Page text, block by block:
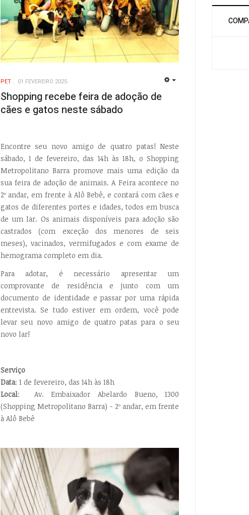
PET 01 FEVEREIRO 2025
Shopping recebe feira de adoção de
cães e gatos neste sábado
Encontre seu novo amigo de quatro patas! Neste
sábado, 1 de fevereiro, das 14h às 18h, o Shopping
Metropolitano Barra promove mais uma edição da
sua feira de adoção de animais. A Feira acontece no
2º andar, em frente à Alô Bebê, e contará com cães e
gatos de diferentes portes e idades, todos em busca
de um lar. Os animais disponíveis para adoção são
castrados (com exceção dos menores de seis
meses), vacinados, vermifugados e com exame de
hemograma completo em dia.
Para adotar, é necessário apresentar um
comprovante de residência e junto com um
documento de identidade e passar por uma rápida
entrevista. Se tudo estiver em ordem, você pode
levar seu novo amigo de quatro patas para o seu
novo lar!
Serviço
Data: 1 de fevereiro, das 14h às 18h
Local: Av. Embaixador Abelardo Bueno, 1300
(Shopping Metropolitano Barra) - 2º andar, em frente
à Alô Bebê